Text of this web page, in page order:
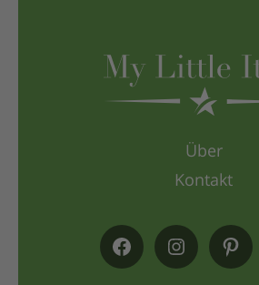
Über
Kontakt